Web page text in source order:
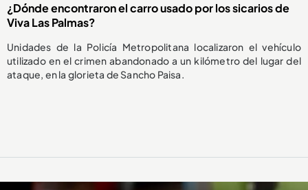
¿Dónde encontraron el carro usado por los sicarios de
Viva Las Palmas?
Unidades de la Policía Metropolitana localizaron el vehículo
utilizado en el crimen abandonado a un kilómetro del lugar del
ataque, en la glorieta de Sancho Paisa.